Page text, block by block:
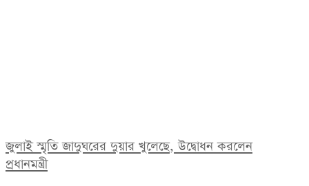
জুলাই স্মৃতি জাদুঘরের দুয়ার খুলেছে, উদ্বোধন করলেন
প্রধানমন্ত্রী